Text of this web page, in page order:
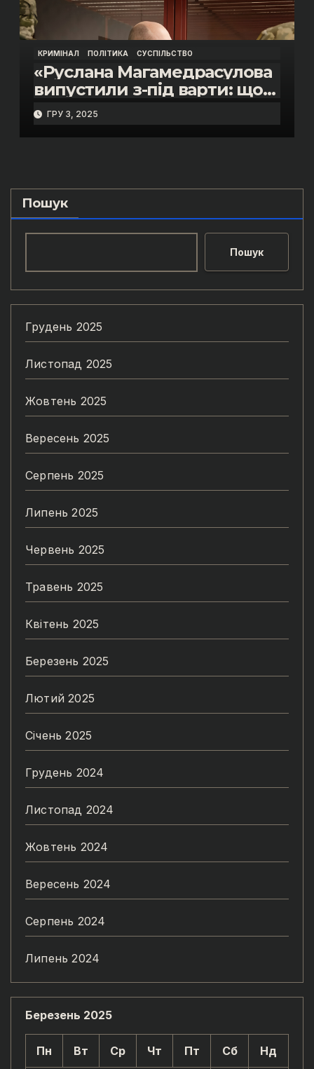
КРИМІНАЛ ПОЛІТИКА СУСПІЛЬСТВО
«Руслана Магамедрасулова
випустили з-під варти: що
відбувалось у залі суду»
ГРУ 3, 2025
Пошук
Пошук
Грудень 2025
Листопад 2025
Жовтень 2025
Вересень 2025
Серпень 2025
Липень 2025
Червень 2025
Травень 2025
Квітень 2025
Березень 2025
Лютий 2025
Січень 2025
Грудень 2024
Листопад 2024
Жовтень 2024
Вересень 2024
Серпень 2024
Липень 2024
Березень 2025
Пн Вт Ср Чт Пт Сб Нд